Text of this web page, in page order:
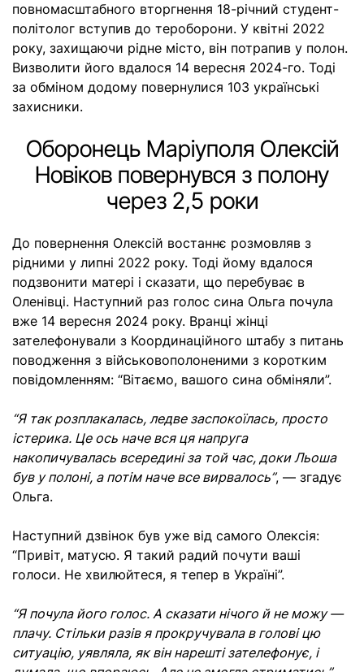
повномасштабного вторгнення 18-річний студент-
політолог вступив до тероборони. У квітні 2022
року, захищаючи рідне місто, він потрапив у полон.
Визволити його вдалося 14 вересня 2024-го. Тоді
за обміном додому повернулися 103 українські
захисники.
Оборонець Маріуполя Олексій
Новіков повернувся з полону
через 2,5 роки
До повернення Олексій востаннє розмовляв з
рідними у липні 2022 року. Тоді йому вдалося
подзвонити матері і сказати, що перебуває в
Оленівці. Наступний раз голос сина Ольга почула
вже 14 вересня 2024 року. Вранці жінці
зателефонували з Координаційного штабу з питань
поводження з військовополоненими з коротким
повідомленням: “Вітаємо, вашого сина обміняли”.
“Я так розплакалась, ледве заспокоїлась, просто
істерика. Це ось наче вся ця напруга
накопичувалась всередині за той час, доки Льоша
був у полоні, а потім наче все вирвалось”, — згадує
Ольга.
Наступний дзвінок був уже від самого Олексія:
“Привіт, матусю. Я такий радий почути ваші
голоси. Не хвилюйтеся, я тепер в Україні”.
“Я почула його голос. А сказати нічого й не можу —
плачу. Стільки разів я прокручувала в голові цю
ситуацію, уявляла, як він нарешті зателефонує, і